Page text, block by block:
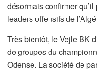
désormais confirmer
leaders offensifs de
Très bientôt, le Vejle BK
de groupes du
Odense. La société de